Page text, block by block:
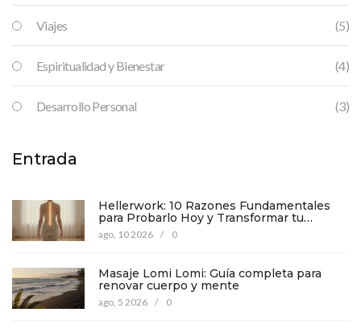
Viajes (5)
Espiritualidad y Bienestar (4)
Desarrollo Personal (3)
Entrada
Hellerwork: 10 Razones Fundamentales
para Probarlo Hoy y Transformar tu
Cuerpo
ago, 10 2026 / 0
Masaje Lomi Lomi: Guía completa para
renovar cuerpo y mente
ago, 5 2026 / 0